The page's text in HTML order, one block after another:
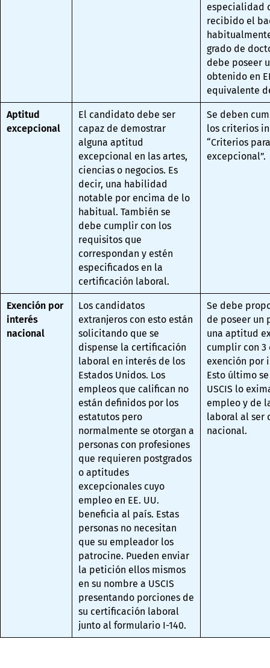
especialidad
recibido el
grado de
debe poseer
obtenido en
equivalente
Aptitud
excepcional
El candidato debe ser
capaz de demostrar
alguna aptitud
excepcional en las artes,
ciencias o negocios. Es
decir, una habilidad
notable por encima de lo
habitual. También se
debe cumplir con los
requisitos que
correspondan y estén
especificados en la
certificación laboral.
Se deben
los criterios
“Criterios
excepcional”.
Exención por
interés
nacional
Los candidatos
extranjeros con esto están
solicitando que se
dispense la certificación
laboral en interés de los
Estados Unidos. Los
empleos que califican no
están definidos por los
estatutos pero
normalmente se otorgan a
personas con profesiones
que requieren postgrados
o aptitudes
excepcionales cuyo
empleo en EE. UU.
beneficia al país. Estas
personas no necesitan
que su empleador los
patrocine. Pueden enviar
la petición ellos mismos
en su nombre a USCIS
presentando porciones de
su certificación laboral
junto al formulario I-140.
Se debe
de poseer un
una aptitud
cumplir con
exención por
Esto último
USCIS lo
empleo y de
laboral al ser
nacional.